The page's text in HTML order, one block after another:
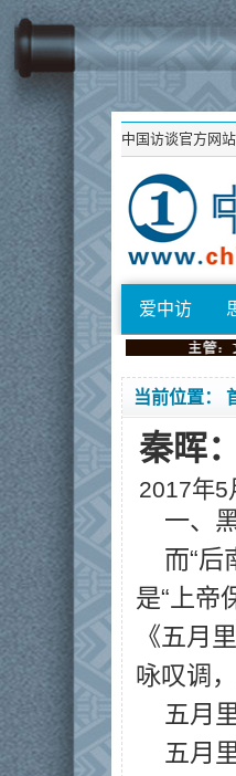
中国访谈官方网站
爱中访
当前位置：
秦晖
2017年5
一、
而“后
是“上帝
《五月
咏叹调
五月
五月